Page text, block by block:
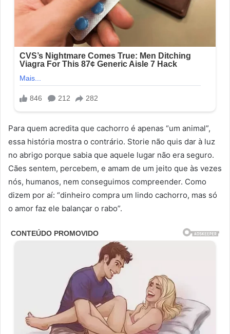
Para quem acredita que cachorro é apenas “um animal”,
essa história mostra o contrário. Storie não quis dar à luz
no abrigo porque sabia que aquele lugar não era seguro.
Cães sentem, percebem, e amam de um jeito que às vezes
nós, humanos, nem conseguimos compreender. Como
dizem por aí: “dinheiro compra um lindo cachorro, mas só
o amor faz ele balançar o rabo”.